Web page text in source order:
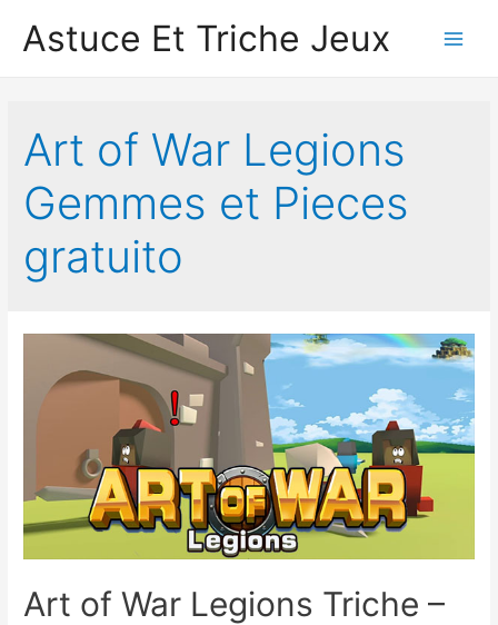
Astuce Et Triche Jeux
Art of War Legions
Gemmes et Pieces
gratuito
Art of War Legions Triche –